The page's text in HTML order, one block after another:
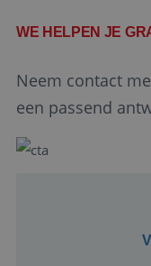
WE HELPEN JE
Neem contact
een passend